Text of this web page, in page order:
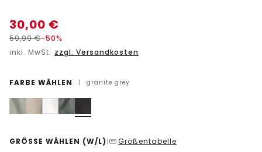
30,00 €
59,99€-50%
inkl. MwSt. zzgl. Versandkosten
FARBE WÄHLEN | granite grey
GRÖSSE WÄHLEN (W/L) | Größentabelle